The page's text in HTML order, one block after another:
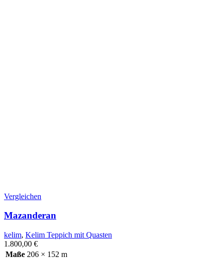
Vergleichen
Mazanderan
kelim, Kelim Teppich mit Quasten
1.800,00 €
Maße 206 × 152 m